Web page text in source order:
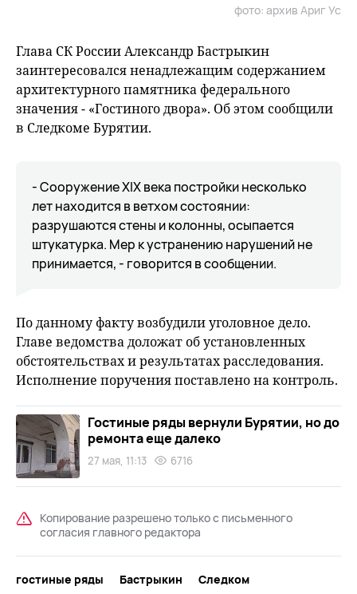
фото: архив Ариг Ус
Глава СК России Александр Бастрыкин
заинтересовался ненадлежащим содержанием
архитектурного памятника федерального
значения - «Гостиного двора». Об этом сообщили
в Следкоме Бурятии.
- Сооружение XIX века постройки несколько
лет находится в ветхом состоянии:
разрушаются стены и колонны, осыпается
штукатурка. Мер к устранению нарушений не
принимается, - говорится в сообщении.
По данному факту возбудили уголовное дело.
Главе ведомства доложат об установленных
обстоятельствах и результатах расследования.
Исполнение поручения поставлено на контроль.
Гостиные ряды вернули Бурятии, но до
ремонта еще далеко
27 мая, 11:13 6716
Копирование разрешено только с письменного
согласия главного редактора
гостиные ряды Бастрыкин
Следком